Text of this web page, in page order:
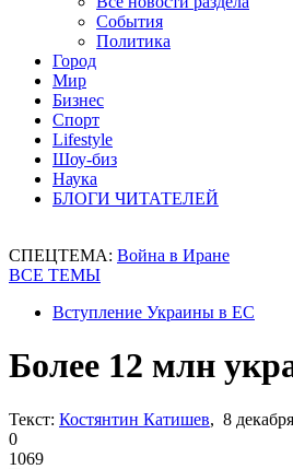
События
Политика
Город
Мир
Бизнес
Спорт
Lifestyle
Шоу-биз
Наука
БЛОГИ ЧИТАТЕЛЕЙ
СПЕЦТЕМА: Война в Иране
ВСЕ ТЕМЫ
Вступление Украины в ЕС
Более 12 млн
Текст: Костянтин Катишев, 8
0
1069